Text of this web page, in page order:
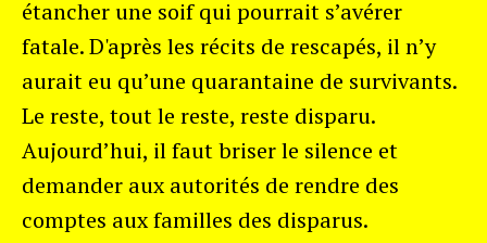
étancher une soif qui pourrait s’avérer
fatale. D'après les récits de rescapés, il n’y
aurait eu qu’une quarantaine de survivants.
Le reste, tout le reste, reste disparu.
Aujourd’hui, il faut briser le silence et
demander aux autorités de rendre des
comptes aux familles des disparus.